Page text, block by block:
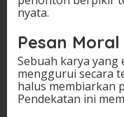
nyata.
Pesan
Sebuah karya
menggurui secara
halus membiarkan
Pendekatan ini